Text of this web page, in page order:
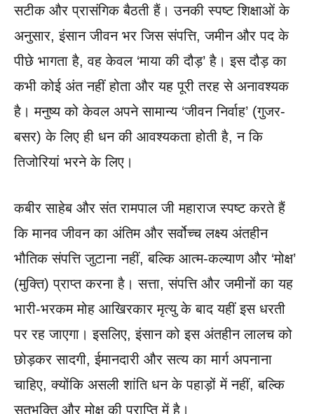
सटीक और प्रासंगिक बैठती हैं। उनकी स्पष्ट शिक्षाओं के
अनुसार, इंसान जीवन भर जिस संपत्ति, जमीन और पद के
पीछे भागता है, वह केवल ‘माया की दौड़’ है। इस दौड़ का
कभी कोई अंत नहीं होता और यह पूरी तरह से अनावश्यक
है। मनुष्य को केवल अपने सामान्य ‘जीवन निर्वाह’ (गुजर-
बसर) के लिए ही धन की आवश्यकता होती है, न कि
तिजोरियां भरने के लिए।
कबीर साहेब और संत रामपाल जी महाराज स्पष्ट करते हैं
कि मानव जीवन का अंतिम और सर्वोच्च लक्ष्य अंतहीन
भौतिक संपत्ति जुटाना नहीं, बल्कि आत्म-कल्याण और ‘मोक्ष’
(मुक्ति) प्राप्त करना है। सत्ता, संपत्ति और जमीनों का यह
भारी-भरकम मोह आखिरकार मृत्यु के बाद यहीं इस धरती
पर रह जाएगा। इसलिए, इंसान को इस अंतहीन लालच को
छोड़कर सादगी, ईमानदारी और सत्य का मार्ग अपनाना
चाहिए, क्योंकि असली शांति धन के पहाड़ों में नहीं, बल्कि
सतभक्ति और मोक्ष की प्राप्ति में है।